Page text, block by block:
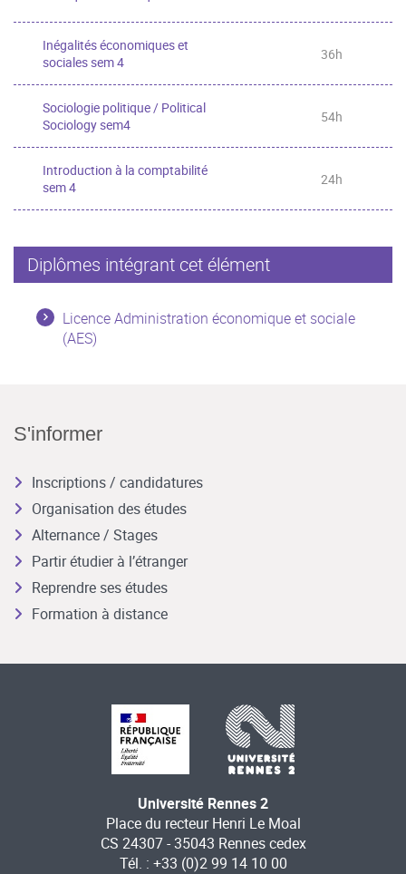
Inégalités économiques et
sociales sem 4
36h
Sociologie politique / Political
Sociology sem4
54h
Introduction à la comptabilité
sem 4
24h
Diplômes intégrant cet élément
Licence Administration économique et sociale
(AES)
S'informer
Inscriptions / candidatures
Organisation des études
Alternance / Stages
Partir étudier à l’étranger
Reprendre ses études
Formation à distance
Université Rennes 2
Place du recteur Henri Le Moal
CS 24307 - 35043 Rennes cedex
Tél. : +33 (0)2 99 14 10 00